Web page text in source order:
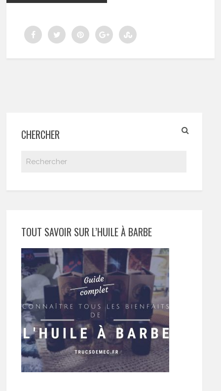
CHERCHER
TOUT SAVOIR SUR L’HUILE À BARBE